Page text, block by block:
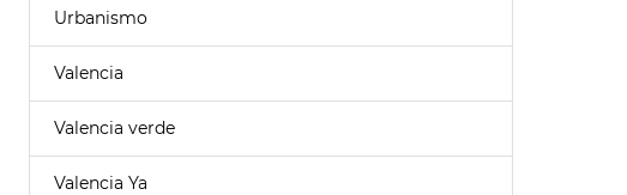
Urbanismo
Valencia
Valencia verde
Valencia Ya